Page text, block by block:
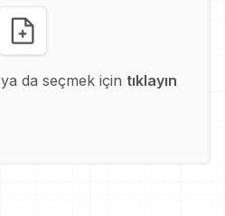
ya da seçmek için tıklayın